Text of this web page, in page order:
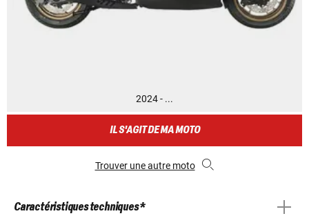
2024 - ...
IL S'AGIT DE MA MOTO
Trouver une autre moto
Caractéristiques techniques *